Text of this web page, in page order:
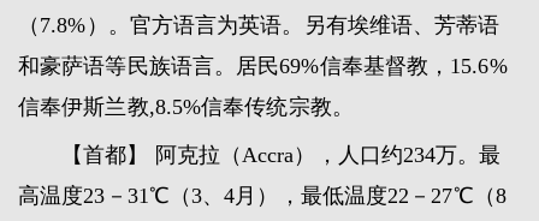
（7.8%）。官方语言为英语。另有埃维语、芳蒂语
和豪萨语等民族语言。居民69%信奉基督教，15.6%
信奉伊斯兰教,8.5%信奉传统宗教。
【首都】 阿克拉（Accra），人口约234万。最
高温度23－31℃（3、4月），最低温度22－27℃（8